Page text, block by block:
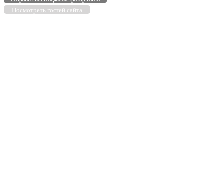
Посмотреть гостей сайта